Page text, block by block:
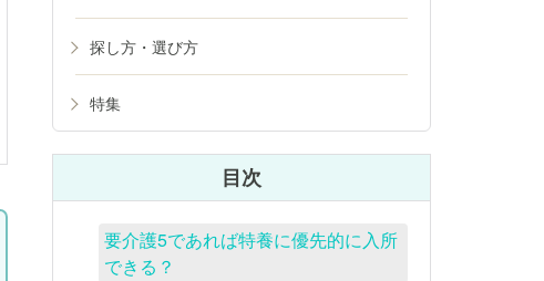
探し方・選び方
特集
目次
要介護5であれば特養に優先的に入所
できる？